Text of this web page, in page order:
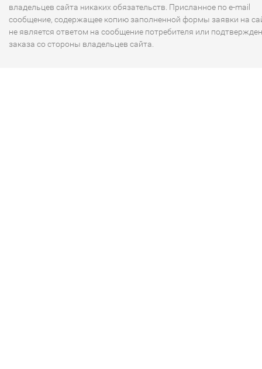
владельцев сайта никаких обязательств. Присланное по e-mail
сообщение, содержащее копию заполненной формы заявки на
не является ответом на сообщение потребителя или
заказа со стороны владельцев сайта.